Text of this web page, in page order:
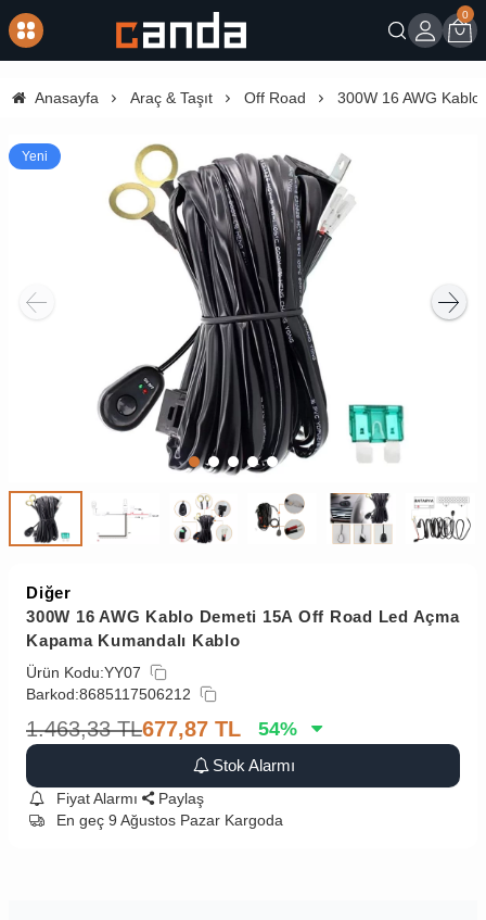
Giriş
0
Anasayfa Araç & Taşıt Off Road 300W 16 AWG
Yeni
Diğer
300W 16 AWG Kablo Demeti 15A Off Road Led Açma
Kapama Kumandalı Kablo
Ürün Kodu:YY07
Barkod:8685117506212
1.463,33 TL677,87 TL 54%
Stok Alarmı
Fiyat Alarmı
Paylaş
En geç 9 Ağustos Pazar Kargoda